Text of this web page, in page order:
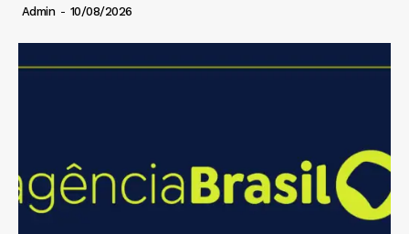
Admin - 10/08/2026